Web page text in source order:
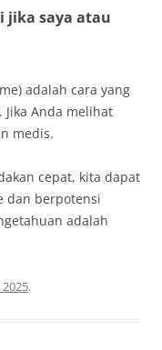
jika saya atau
adalah cara yang
Anda melihat
medis.
cepat, kita dapat
dan berpotensi
adalah
2025.